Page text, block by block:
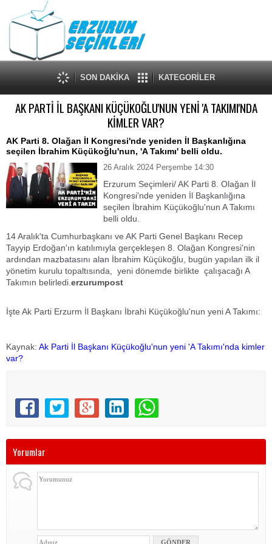
SON DAKİKA KATEGORİLER
AK PARTİ İL BAŞKANI KÜÇÜKOĞLU'NUN YENİ 'A TAKIMI'NDA
KİMLER VAR?
AK Parti 8. Olağan İl Kongresi'nde yeniden İl Başkanlığına
seçilen İbrahim Küçükoğlu'nun, 'A Takımı' belli oldu.
26 Aralık 2024 Perşembe 14:30
Erzurum Seçimleri/ AK Parti 8. Olağan İl
Kongresi'nde yeniden İl Başkanlığına
seçilen İbrahim Küçükoğlu'nun A Takımı
belli oldu.
14 Aralık'ta Cumhurbaşkanı ve AK Parti Genel Başkanı Recep
Tayyip Erdoğan'ın katılımıyla gerçekleşen 8. Olağan Kongresi'nin
ardından mazbatasını alan İbrahim Küçükoğlu, bugün yapılan ilk il
yönetim kurulu topaltısında, yeni dönemde birlikte çalışacağı A
Takımın belirledi. erzurumpost
İşte Ak Parti Erzurm İl Başkanı İbrahi Küçükoğlu'nun yeni A Takımı:
Kaynak: Ak Parti İl Başkanı Küçükoğlu'nun yeni 'A Takımı'nda kimler
var?
Yorumlar